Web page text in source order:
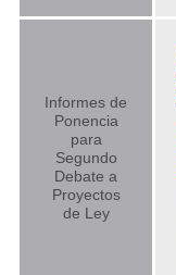
Informes de
Ponencia
para
Segundo
Debate a
Proyectos
de Ley